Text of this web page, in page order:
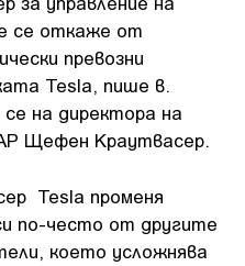
се откаже от
превозни
Tesla, пише в.
на директора на
Щефен Краутвасер.
Tesla променя
по-често от другите
което усложнява